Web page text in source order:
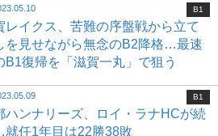
レイクス、苦難の序盤戦から立て
を見せながら無念のB2降格…最速
B1復帰を「滋賀一丸」で狙う
B1
ハンナリーズ、ロイ・ラナHCが続
任1年目は22勝38敗
B1